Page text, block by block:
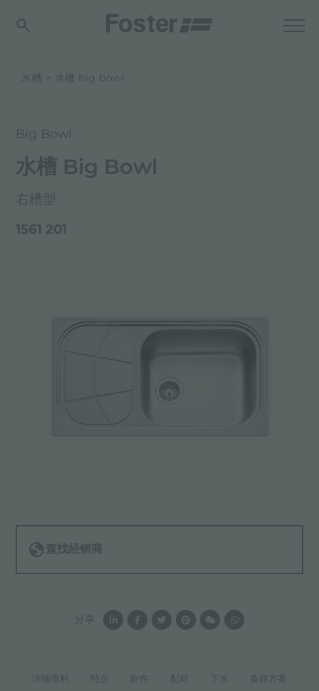
水槽 水槽 big bowl
详细资料 特点 附件 配对 下水 备择方案
Big Bowl
水槽 Big Bowl
右槽型
1561 201
查找经销商
分享